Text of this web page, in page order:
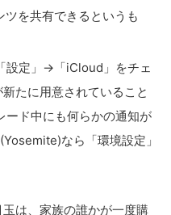
を共有できるというも
設定」→「iCloud」をチェ
たに用意されていること
ード中にも何らかの通知が
なら「環境設定」
は、家族の誰かが一度購